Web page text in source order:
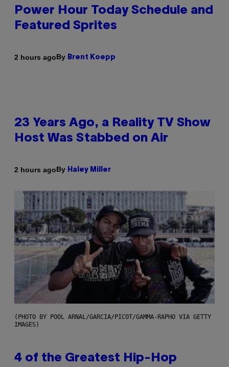
Power Hour Today Schedule and
Featured Sprites
2 hours agoBy Brent Koepp
23 Years Ago, a Reality TV Show
Host Was Stabbed on Air
2 hours agoBy Haley Miller
(PHOTO BY POOL ARNAL/GARCIA/PICOT/GAMMA-RAPHO VIA GETTY
IMAGES)
4 of the Greatest Hip-Hop